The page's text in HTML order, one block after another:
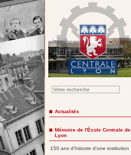
Actualités
Mémoire de l'École Centrale de
Lyon
150 ans d'histoire d'une institution